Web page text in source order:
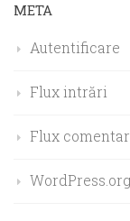
META
Autentificare
Flux intrări
Flux
WordPress.org